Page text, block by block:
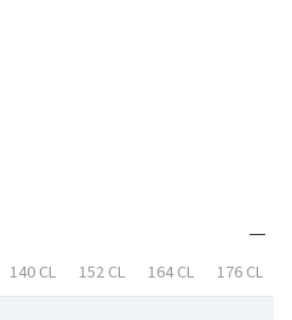
140 CL 152 CL 164 CL 176 CL